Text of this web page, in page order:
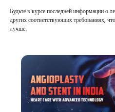
Будьте в курсе последней информации о
других соответствующих требованиях,
лучше.